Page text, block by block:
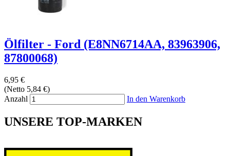
Ölfilter - Ford (E8NN6714AA, 83963906,
87800068)
6,95 €
(Netto 5,84 €)
Anzahl
In den Warenkorb
UNSERE TOP-MARKEN